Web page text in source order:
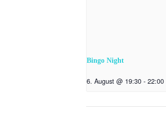
Bingo Night
6. August @ 19:30 - 22:00